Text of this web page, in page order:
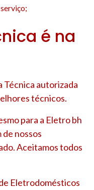
é na
Técnica autorizada
técnicos.
para a Eletro bh
de nossos
Aceitamos todos
Eletrodomésticos